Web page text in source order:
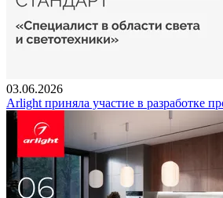
03.06.2026
Arlight приняла участие в разработке